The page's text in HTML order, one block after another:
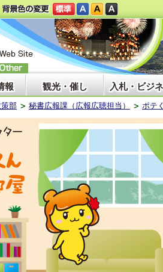
報 観光・催し 入札・ビジ
部 秘書広報課（広報広聴担当） ポテ